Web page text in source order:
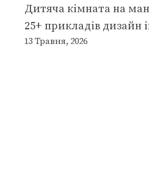
Дитяча кімната на
25+ прикладів дизайн
13 Травня, 2026